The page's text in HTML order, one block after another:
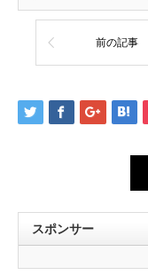
前の記事
スポンサー